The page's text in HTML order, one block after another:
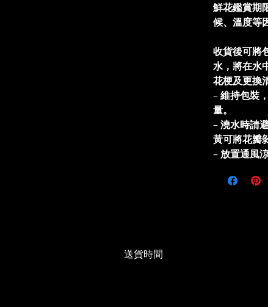
鮮花鑑賞期
候、溫度等
收貨後可將
水，將在水
花梗及更換
–維持包裝
量。
–澆水時請
黃可將花瓣
– 放置通風
送貨時間